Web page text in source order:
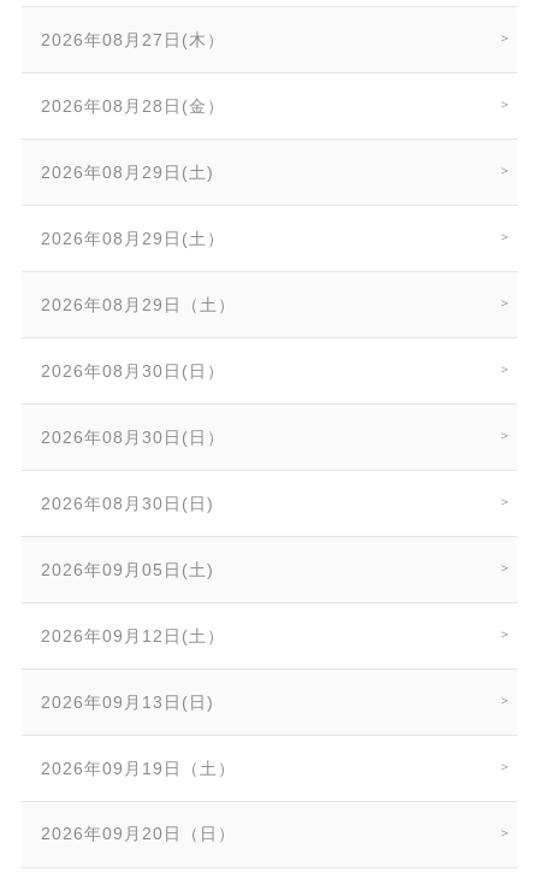
2026年08月27日(木）
2026年08月28日(金）
2026年08月29日(土)
2026年08月29日(土）
2026年08月29日（土）
2026年08月30日(日）
2026年08月30日(日）
2026年08月30日(日)
2026年09月05日(土)
2026年09月12日(土）
2026年09月13日(日)
2026年09月19日（土）
2026年09月20日（日）